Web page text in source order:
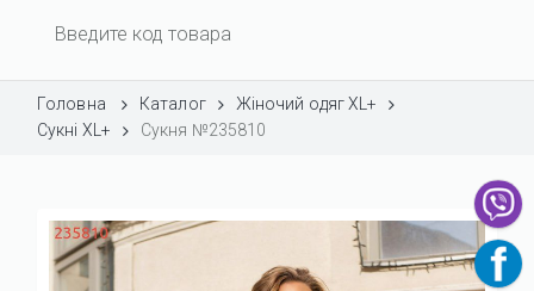
Головна Каталог
Жіночий одяг XL+
Сукні XL+
Сукня №235810